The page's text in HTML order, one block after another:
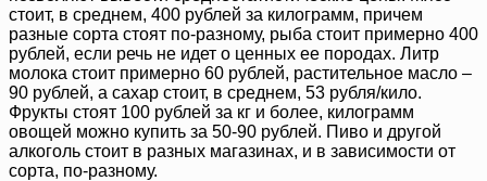
стоит, в среднем, 400 рублей за килограмм, причем
разные сорта стоят по-разному, рыба стоит примерно 400
рублей, если речь не идет о ценных ее породах. Литр
молока стоит примерно 60 рублей, растительное масло –
90 рублей, а сахар стоит, в среднем, 53 рубля/кило.
Фрукты стоят 100 рублей за кг и более, килограмм
овощей можно купить за 50-90 рублей. Пиво и другой
алкоголь стоит в разных магазинах, и в зависимости от
сорта, по-разному.